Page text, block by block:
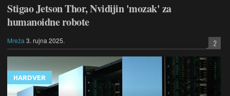
Stigao Jetson Thor, Nvidijin 'mozak' za
humanoidne robote
Mreža 3. rujna 2025. 2
HARDVER